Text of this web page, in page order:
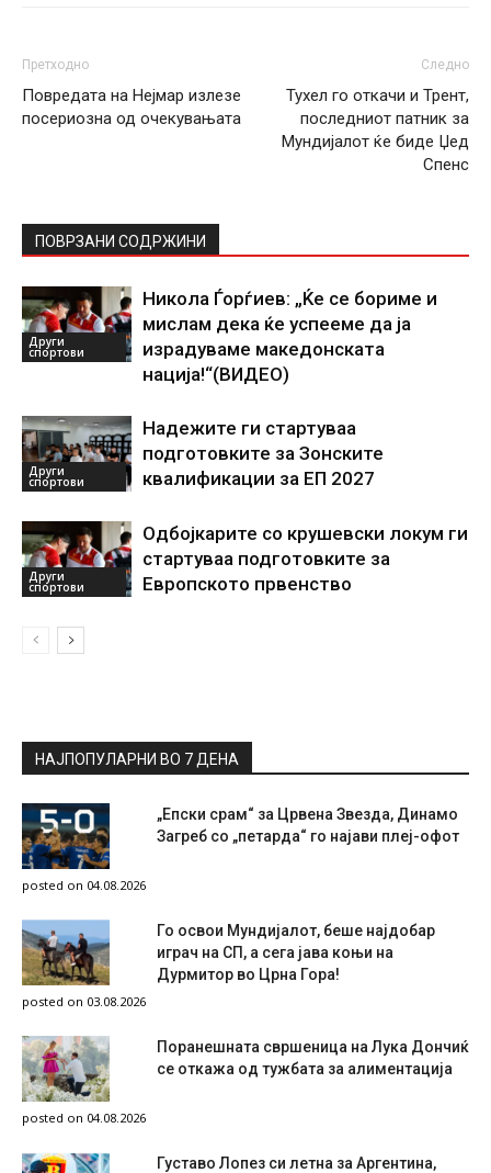
Претходно
Повредата на Нејмар излезе
посериозна од очекувањата
Следно
Тухел го откачи и Трент,
последниот патник за
Мундијалот ќе биде Џед
Спенс
ПОВРЗАНИ СОДРЖИНИ
Други
спортови
Никола Ѓорѓиев: „Ќе се бориме и
мислам дека ќе успееме да ја
израдуваме македонската
нација!“(ВИДЕО)
Други
спортови
Надежите ги стартуваа
подготовките за Зонските
квалификации за ЕП 2027
Други
спортови
Одбојкарите со крушевски локум ги
стартуваа подготовките за
Европското првенство
НАЈПОПУЛАРНИ ВО 7 ДЕНА
„Епски срам“ за Црвена Звезда, Динамо
Загреб со „петарда“ го најави плеј-офот
posted on 04.08.2026
Го освои Мундијалот, беше најдобар
играч на СП, а сега јава коњи на
Дурмитор во Црна Гора!
posted on 03.08.2026
Поранешната свршеница на Лука Дончиќ
се откажа од тужбата за алиментација
posted on 04.08.2026
Густаво Лопез си летна за Аргентина,